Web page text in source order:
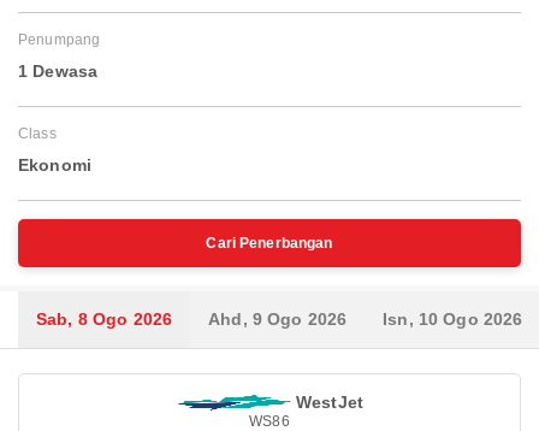
Penumpang
1 Dewasa
Class
Ekonomi
Cari Penerbangan
Sab, 8 Ogo 2026 Ahd, 9 Ogo 2026 Isn, 10 Ogo 2026
WestJet
WS86